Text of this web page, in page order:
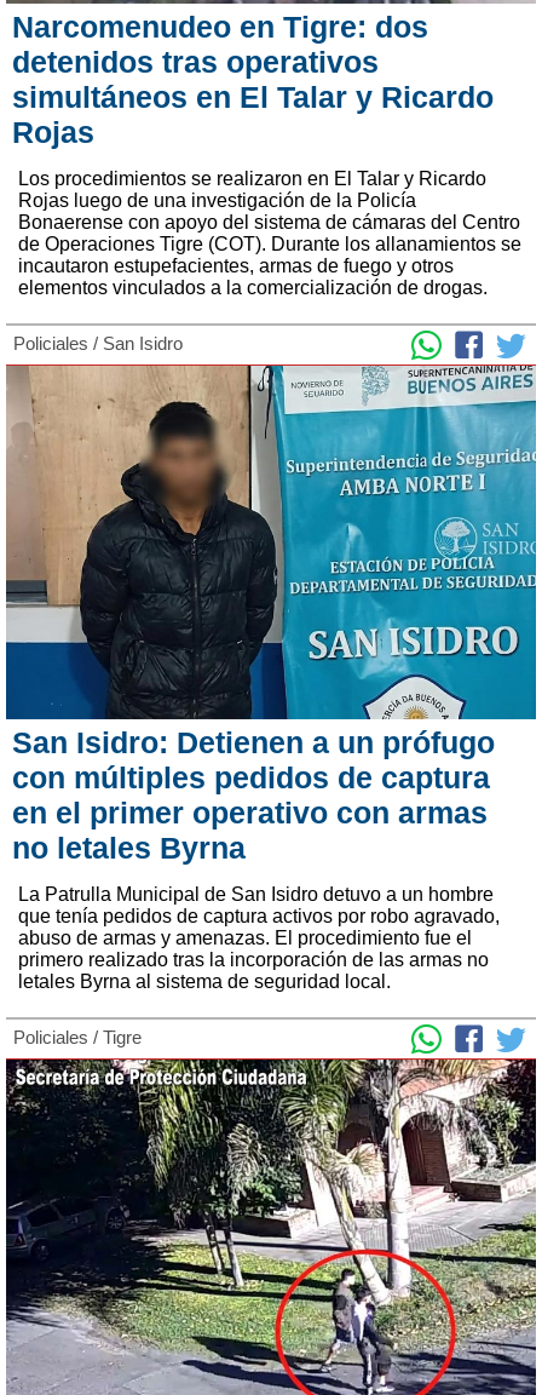
Narcomenudeo en Tigre: dos
detenidos tras operativos
simultáneos en El Talar y Ricardo
Rojas
Los procedimientos se realizaron en El Talar y Ricardo
Rojas luego de una investigación de la Policía
Bonaerense con apoyo del sistema de cámaras del Centro
de Operaciones Tigre (COT). Durante los allanamientos se
incautaron estupefacientes, armas de fuego y otros
elementos vinculados a la comercialización de drogas.
Policiales / San Isidro
San Isidro: Detienen a un prófugo
con múltiples pedidos de captura
en el primer operativo con armas
no letales Byrna
La Patrulla Municipal de San Isidro detuvo a un hombre
que tenía pedidos de captura activos por robo agravado,
abuso de armas y amenazas. El procedimiento fue el
primero realizado tras la incorporación de las armas no
letales Byrna al sistema de seguridad local.
Policiales / Tigre